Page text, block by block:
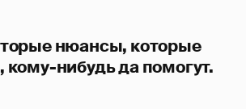
нюансы, которые
нибудь да помогут.